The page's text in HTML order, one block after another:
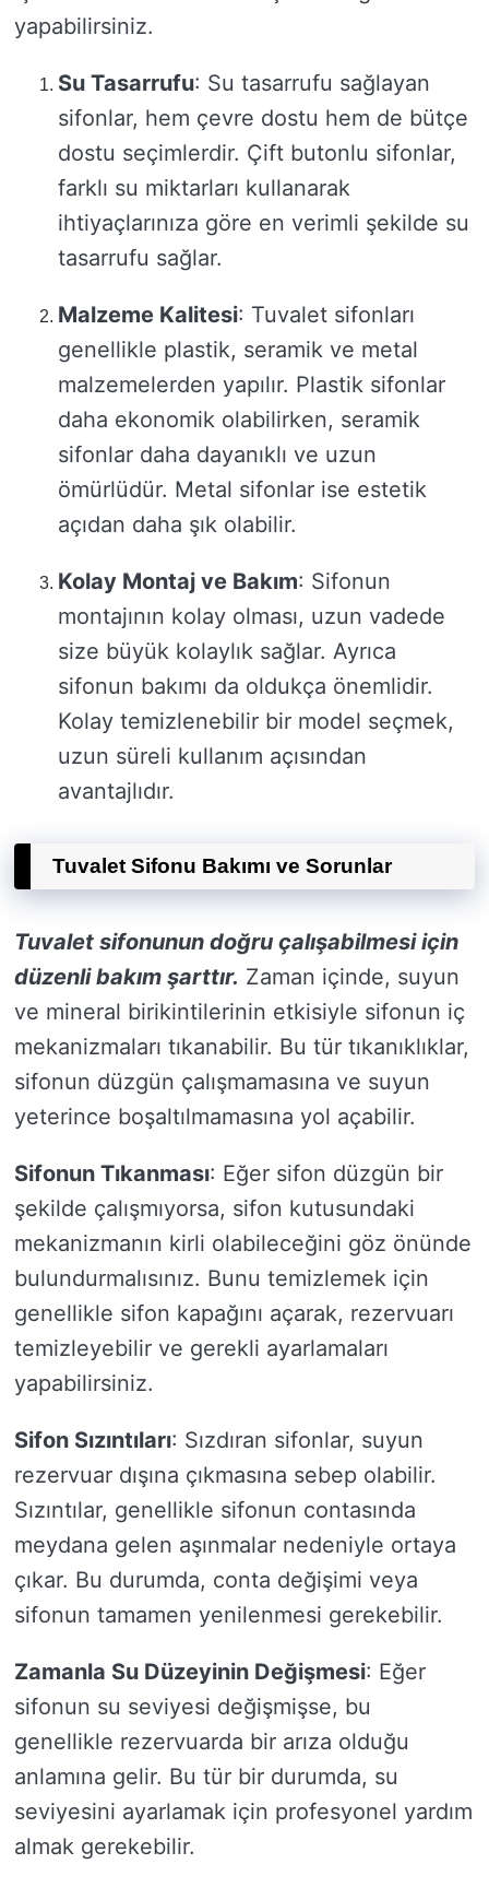
yapabilirsiniz.
Su Tasarrufu: Su tasarrufu sağlayan
sifonlar, hem çevre dostu hem de bütçe
dostu seçimlerdir. Çift butonlu sifonlar,
farklı su miktarları kullanarak
ihtiyaçlarınıza göre en verimli şekilde su
tasarrufu sağlar.
Malzeme Kalitesi: Tuvalet sifonları
genellikle plastik, seramik ve metal
malzemelerden yapılır. Plastik sifonlar
daha ekonomik olabilirken, seramik
sifonlar daha dayanıklı ve uzun
ömürlüdür. Metal sifonlar ise estetik
açıdan daha şık olabilir.
Kolay Montaj ve Bakım: Sifonun
montajının kolay olması, uzun vadede
size büyük kolaylık sağlar. Ayrıca
sifonun bakımı da oldukça önemlidir.
Kolay temizlenebilir bir model seçmek,
uzun süreli kullanım açısından
avantajlıdır.
Tuvalet Sifonu Bakımı ve Sorunlar
Tuvalet sifonunun doğru çalışabilmesi için
düzenli bakım şarttır. Zaman içinde, suyun
ve mineral birikintilerinin etkisiyle sifonun iç
mekanizmaları tıkanabilir. Bu tür tıkanıklıklar,
sifonun düzgün çalışmamasına ve suyun
yeterince boşaltılmamasına yol açabilir.
Sifonun Tıkanması: Eğer sifon düzgün bir
şekilde çalışmıyorsa, sifon kutusundaki
mekanizmanın kirli olabileceğini göz önünde
bulundurmalısınız. Bunu temizlemek için
genellikle sifon kapağını açarak, rezervuarı
temizleyebilir ve gerekli ayarlamaları
yapabilirsiniz.
Sifon Sızıntıları: Sızdıran sifonlar, suyun
rezervuar dışına çıkmasına sebep olabilir.
Sızıntılar, genellikle sifonun contasında
meydana gelen aşınmalar nedeniyle ortaya
çıkar. Bu durumda, conta değişimi veya
sifonun tamamen yenilenmesi gerekebilir.
Zamanla Su Düzeyinin Değişmesi: Eğer
sifonun su seviyesi değişmişse, bu
genellikle rezervuarda bir arıza olduğu
anlamına gelir. Bu tür bir durumda, su
seviyesini ayarlamak için profesyonel yardım
almak gerekebilir.